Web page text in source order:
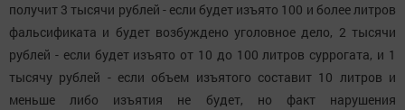
получит 3 тысячи рублей - если будет изъято 100 и более литров
фальсификата и будет возбуждено уголовное дело, 2 тысячи
рублей - если будет изъято от 10 до 100 литров суррогата, и 1
тысячу рублей - если объем изъятого составит 10 литров и
меньше либо изъятия не будет, но факт нарушения